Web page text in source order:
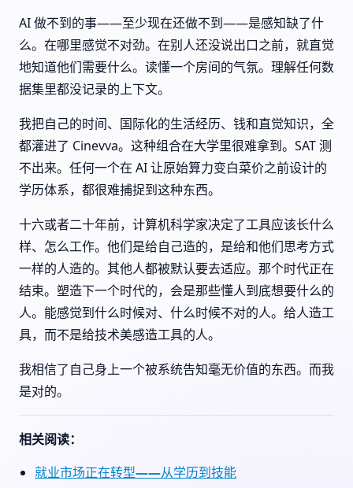
AI 做不到的事——至少现在还做不到——是感知缺了什
么。在哪里感觉不对劲。在别人还没说出口之前，就直觉
地知道他们需要什么。读懂一个房间的气氛。理解任何数
据集里都没记录的上下文。
我把自己的时间、国际化的生活经历、钱和直觉知识，全
都灌进了 Cinevva。这种组合在大学里很难拿到。SAT 测
不出来。任何一个在 AI 让原始算力变白菜价之前设计的
学历体系，都很难捕捉到这种东西。
十六或者二十年前，计算机科学家决定了工具应该长什么
样、怎么工作。他们是给自己造的，是给和他们思考方式
一样的人造的。其他人都被默认要去适应。那个时代正在
结束。塑造下一个时代的，会是那些懂人到底想要什么的
人。能感觉到什么时候对、什么时候不对的人。给人造工
具，而不是给技术美感造工具的人。
我相信了自己身上一个被系统告知毫无价值的东西。而我
是对的。
相关阅读：
就业市场正在转型——从学历到技能